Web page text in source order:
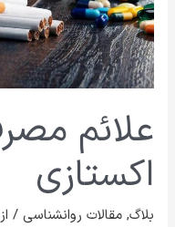
علائم
اکستازی
بلاگ,مقالات روانشناسی / از